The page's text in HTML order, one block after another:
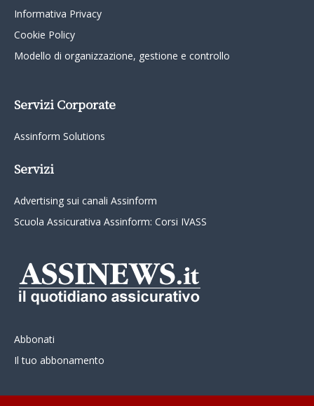
Informativa Privacy
Cookie Policy
Modello di organizzazione, gestione e controllo
Servizi Corporate
Assinform Solutions
Servizi
Advertising sui canali Assinform
Scuola Assicurativa Assinform: Corsi IVASS
Abbonati
Il tuo abbonamento